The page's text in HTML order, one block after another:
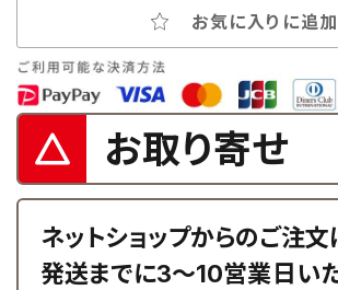
お気に入りに追加
お取り寄せ
ネットショップからのご注文
発送までに3～10営業日いた